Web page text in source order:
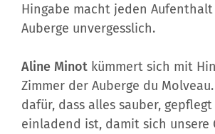
Hingabe macht jeden
Auberge unvergesslich.
Aline Minot kümmert sich mit
Zimmer der Auberge du
dafür, dass alles sauber,
einladend ist, damit sich unsere